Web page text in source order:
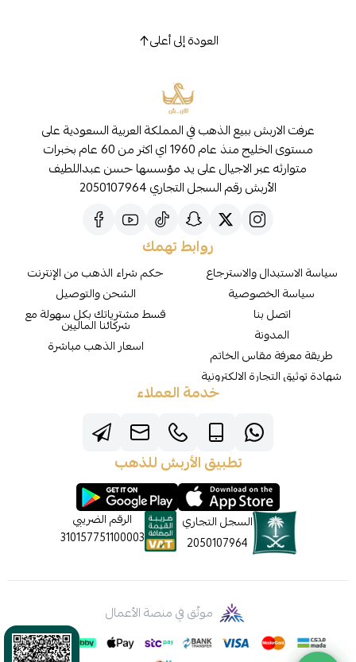
العودة إلى أعلى
عرفت الاربش ببيع الذهب في المملكة العربية السعودية على
مستوى الخليج منذ عام 1960 اي اكثر من 60 عام بخبرات
متوارثه عبر الاجيال على يد مؤسسها حسن عبداللطيف
الأربش رقم السجل التجاري 2050107964
روابط تهمك
سياسة الاستبدال والاسترجاع
سياسة الخصوصية
اتصل بنا
المدونة
طريقة معرفة مقاس الخاتم
شهادة توثيق التجارة الالكترونية
حكم شراء الذهب من الإنترنت
الشحن والتوصيل
قسط مشترياتك بكل سهولة مع
شركائنا الماليين
اسعار الذهب مباشرة
خدمة العملاء
تطبيق الأربش للذهب
السجل التجاري
2050107964
الرقم الضريبي
310157751100003
موثّق في منصة الأعمال